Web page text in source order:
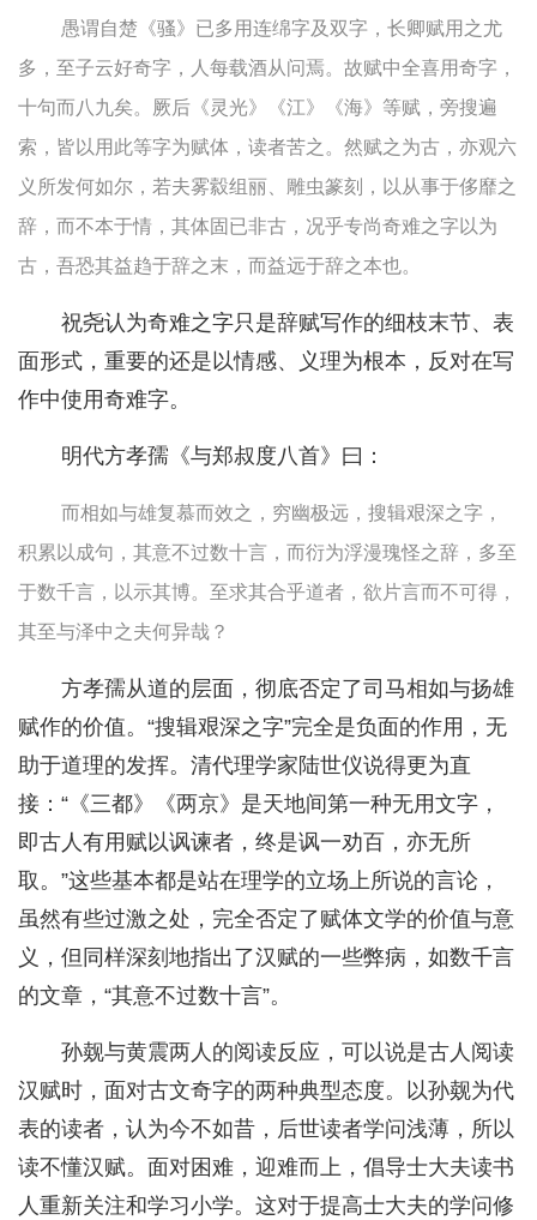
愚谓自楚《骚》已多用连绵字及双字，长卿赋用之尤
多，至子云好奇字，人每载酒从问焉。故赋中全喜用奇字，
十句而八九矣。厥后《灵光》《江》《海》等赋，旁搜遍
索，皆以用此等字为赋体，读者苦之。然赋之为古，亦观六
义所发何如尔，若夫雾縠组丽、雕虫篆刻，以从事于侈靡之
辞，而不本于情，其体固已非古，况乎专尚奇难之字以为
古，吾恐其益趋于辞之末，而益远于辞之本也。
祝尧认为奇难之字只是辞赋写作的细枝末节、表
面形式，重要的还是以情感、义理为根本，反对在写
作中使用奇难字。
明代方孝孺《与郑叔度八首》曰：
而相如与雄复慕而效之，穷幽极远，搜辑艰深之字，
积累以成句，其意不过数十言，而衍为浮漫瑰怪之辞，多至
于数千言，以示其博。至求其合乎道者，欲片言而不可得，
其至与泽中之夫何异哉？
方孝孺从道的层面，彻底否定了司马相如与扬雄
赋作的价值。“搜辑艰深之字”完全是负面的作用，无
助于道理的发挥。清代理学家陆世仪说得更为直
接：“《三都》《两京》是天地间第一种无用文字，
即古人有用赋以讽谏者，终是讽一劝百，亦无所
取。”这些基本都是站在理学的立场上所说的言论，
虽然有些过激之处，完全否定了赋体文学的价值与意
义，但同样深刻地指出了汉赋的一些弊病，如数千言
的文章，“其意不过数十言”。
孙觌与黄震两人的阅读反应，可以说是古人阅读
汉赋时，面对古文奇字的两种典型态度。以孙觌为代
表的读者，认为今不如昔，后世读者学问浅薄，所以
读不懂汉赋。面对困难，迎难而上，倡导士大夫读书
人重新关注和学习小学。这对于提高士大夫的学问修